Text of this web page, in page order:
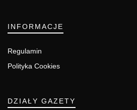
INFORMACJE
Regulamin
Polityka Cookies
DZIAŁY GAZETY